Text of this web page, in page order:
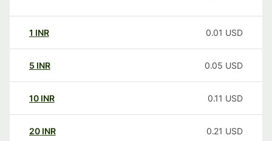
1 INR 0.01 USD
5 INR 0.05 USD
10 INR 0.11 USD
20 INR 0.21 USD